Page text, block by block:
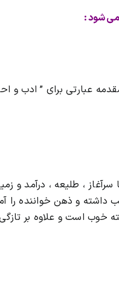
می شود :
عبارتی برای ” ادب و
، طلیعه ، درآمد و
داشته و ذهن خواننده را
خوب است و علاوه بر